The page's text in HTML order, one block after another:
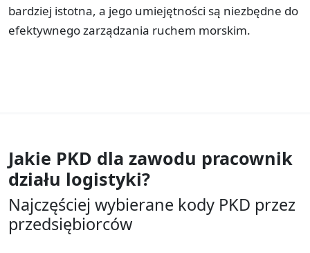
bardziej istotna, a jego umiejętności są niezbędne do
efektywnego zarządzania ruchem morskim.
Jakie PKD dla zawodu pracownik
działu logistyki?
Najczęściej wybierane kody PKD przez
przedsiębiorców